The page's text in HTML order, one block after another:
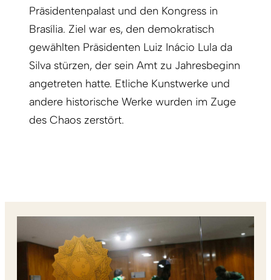
Präsidentenpalast und den Kongress in
Brasília. Ziel war es, den demokratisch
gewählten Präsidenten Luiz Inácio Lula da
Silva stürzen, der sein Amt zu Jahresbeginn
angetreten hatte. Etliche Kunstwerke und
andere historische Werke wurden im Zuge
des Chaos zerstört.